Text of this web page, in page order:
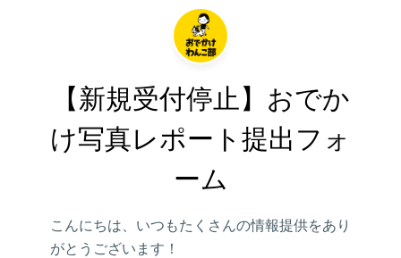
【新規受付停止】おでか
け写真レポート提出フォ
ーム
こんにちは、いつもたくさんの情報提供をあり
がとうございます！